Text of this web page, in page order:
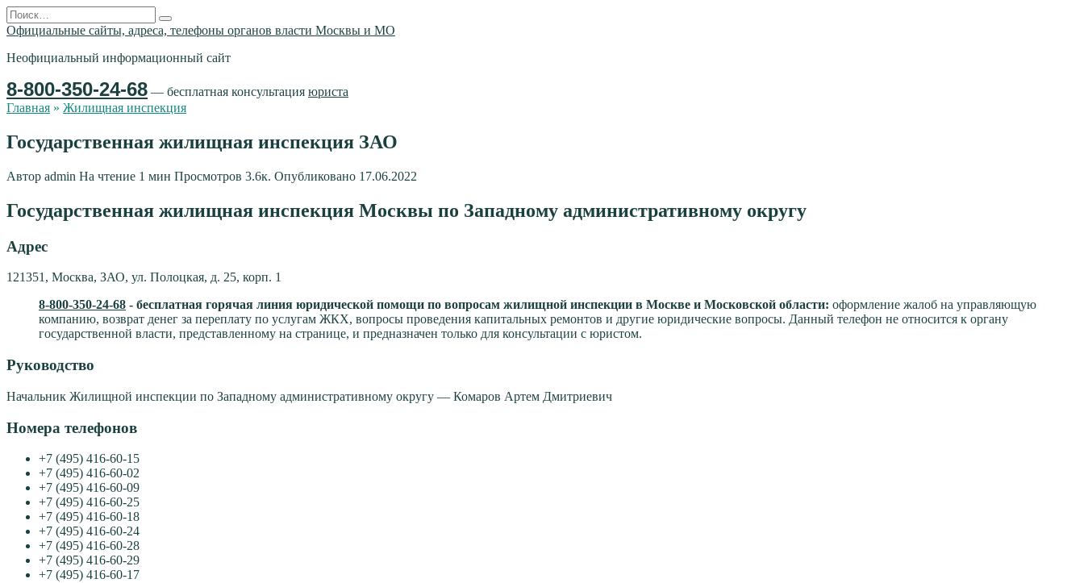
Перейти
к
содержанию
Search
for:
Официальные сайты, адреса, телефоны органов власти Москвы и МО
Неофициальный информационный сайт
8-800-350-24-68 — бесплатная консультация юриста
Главная » Жилищная инспекция
Государственная жилищная инспекция ЗАО
Автор admin На чтение 1 мин Просмотров 3.6к. Опубликовано 17.06.2022
Государственная жилищная инспекция Москвы по Западному административному округу
Адрес
121351, Москва, ЗАО, ул. Полоцкая, д. 25, корп. 1
8-800-350-24-68 - бесплатная горячая линия юридической помощи по вопросам жилищной инспекции в Москве и Московской области: оформление жалоб на управляющую
компанию, возврат денег за переплату по услугам ЖКХ, вопросы проведения капитальных ремонтов и другие юридические вопросы. Данный телефон не относится к органу
государственной власти, представленному на странице, и предназначен только для консультации с юристом.
Руководство
Начальник Жилищной инспекции по Западному административному округу — Комаров Артем Дмитриевич
Номера телефонов
+7 (495) 416-60-15
+7 (495) 416-60-02
+7 (495) 416-60-09
+7 (495) 416-60-25
+7 (495) 416-60-18
+7 (495) 416-60-24
+7 (495) 416-60-28
+7 (495) 416-60-29
+7 (495) 416-60-17